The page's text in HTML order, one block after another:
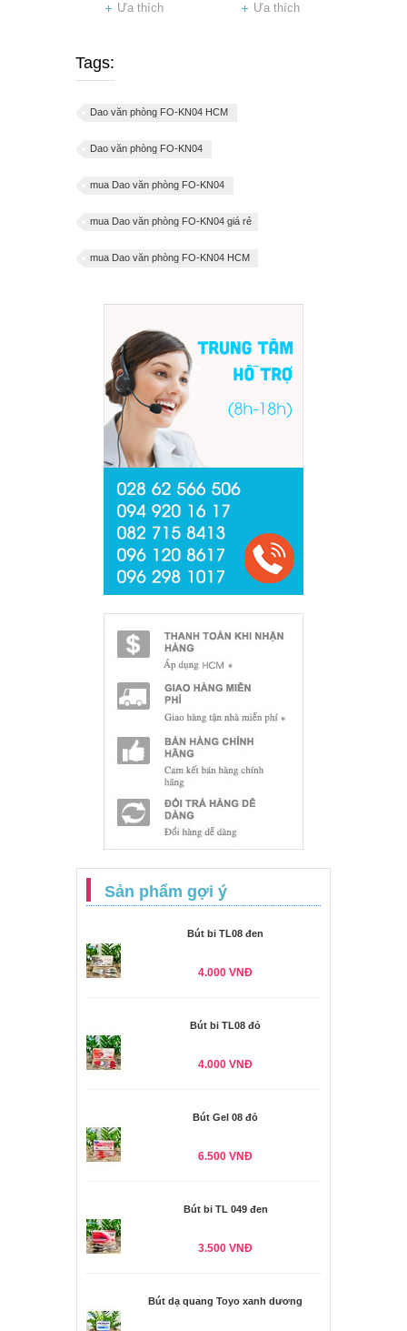
Ưa thích Ưa thích
Tags:
Dao văn phòng FO-KN04 HCM
Dao văn phòng FO-KN04
mua Dao văn phòng FO-KN04
mua Dao văn phòng FO-KN04 giá rẻ
mua Dao văn phòng FO-KN04 HCM
Sản phẩm gợi ý
Bút bi TL08 đen
4.000 VNĐ
Bút bi TL08 đỏ
4.000 VNĐ
Bút Gel 08 đỏ
6.500 VNĐ
Bút bi TL 049 đen
3.500 VNĐ
Bút dạ quang Toyo xanh dương